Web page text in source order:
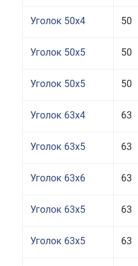
Уголок 50x4 50
Уголок 50x5 50
Уголок 50x5 50
Уголок 63x4 63
Уголок 63x5 63
Уголок 63x6 63
Уголок 63x5 63
Уголок 63x5 63